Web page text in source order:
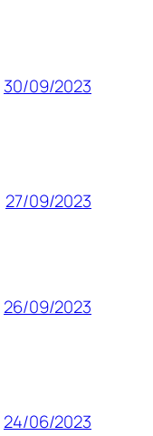
30/09/2023
27/09/2023
26/09/2023
24/06/2023